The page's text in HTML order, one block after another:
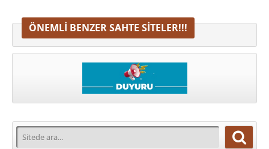
ÖNEMLI BENZER SAHTE SITELER!!!